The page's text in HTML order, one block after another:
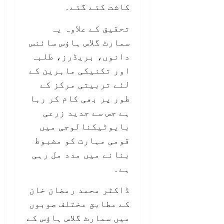
کاشت کئے گئے۔
تحقیق کے علاوہ یہ
سمارٹ گلاس ہاؤس سائنس
دانوں، بریڈرز، طلبہ
اور تکنیکی ماہرین کے
لئے تربیتی مرکز کے
طور پر بھی کام کر رہا
ہے جس سے جدید زرعی
بایوٹیکنالوجی میں
قومی مہارت کو مضبوط
بنانے میں مدد مل رہی
ہے۔
ڈاکٹر محمد رمضان خان
کے مطابق مختلف صوبوں
میں سمارٹ گلاس ہاؤس کے